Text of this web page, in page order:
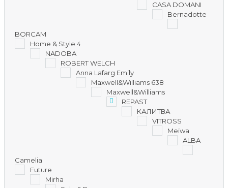
CASA DOMANI
Bernadotte
BORCAM
Home & Style 4
NADOBA
ROBERT WELCH
Anna Lafarg Emily
Maxwell&Williams 638
Maxwell&Williams
REPAST
КАЛИТВА
VITROSS
Meiwa
ALBA
Camelia
Future
Mirha